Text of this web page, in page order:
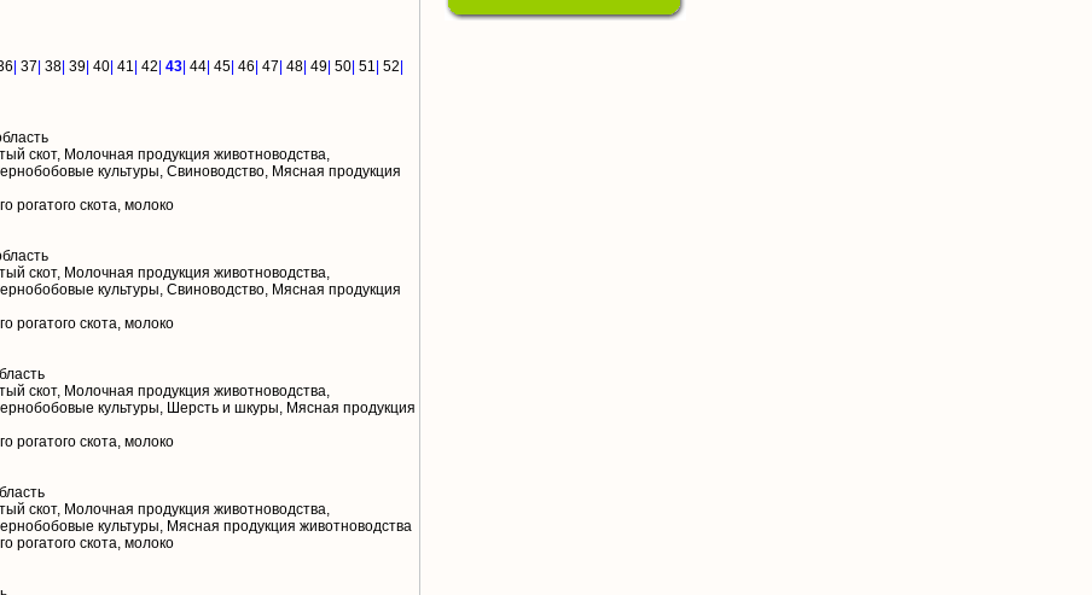
37 38 39 40 41 42 43 44 45 46 47 48 49 50 51 52
скот, Молочная продукция животноводства,
культуры, Свиноводство, Мясная продукция
рогатого скота, молоко
скот, Молочная продукция животноводства,
культуры, Свиноводство, Мясная продукция
рогатого скота, молоко
скот, Молочная продукция животноводства,
культуры, Шерсть и шкуры, Мясная продукция
рогатого скота, молоко
скот, Молочная продукция животноводства,
культуры, Мясная продукция животноводства
рогатого скота, молоко